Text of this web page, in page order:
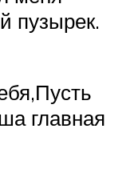
пузырек.
главная